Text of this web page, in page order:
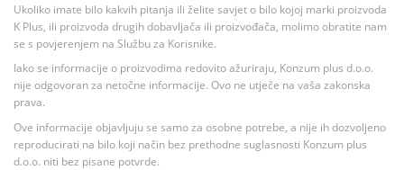
Ukoliko imate bilo kakvih pitanja ili želite savjet o bilo kojoj marki proizvoda
K Plus, ili proizvoda drugih dobavljača ili proizvođača, molimo obratite nam
se s povjerenjem na Službu za Korisnike.
Iako se informacije o proizvodima redovito ažuriraju, Konzum plus d.o.o.
nije odgovoran za netočne informacije. Ovo ne utječe na vaša zakonska
prava.
Ove informacije objavljuju se samo za osobne potrebe, a nije ih dozvoljeno
reproducirati na bilo koji način bez prethodne suglasnosti Konzum plus
d.o.o. niti bez pisane potvrde.